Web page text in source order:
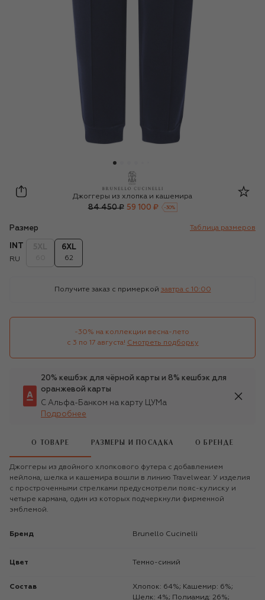
Brunello Cucinelli
Джоггеры из хлопка и кашемира
84 450 ₽ 59 100 ₽ -30%
Размер Таблица размеров
INT
RU
6XL
62
Получите заказ с примеркой завтра c 10:00
-30% на коллекции весна-лето
с 3 по 17 августа! Смотреть подборку
20% кешбэк для чёрной карты и 8% кешбэк для
оранжевой карты
С Альфа-Банком на карту ЦУМа
Подробнее
О ТОВАРЕ РАЗМЕРЫ И ПОСАДКА О БРЕНДЕ
Джоггеры из двойного хлопкового футера с добавлением
нейлона, шелка и кашемира вошли в линию Travelwear. У изделия
с простроченными стрелками предусмотрели пояс-кулиску и
четыре кармана, один из которых подчеркнули фирменной
эмблемой.
Бренд Brunello Cucinelli
Цвет Темно-синий
Состав
Хлопок: 64%; Кашемир: 6%;
Шелк: 4%; Полиамид: 26%;